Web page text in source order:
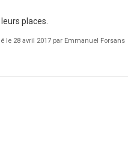
places.
le 28 avril 2017 par Emmanuel Forsans